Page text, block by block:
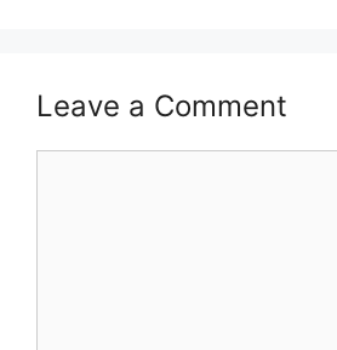
Leave a Comment